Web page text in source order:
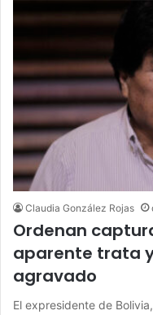
Claudia González Rojas
Ordenan
aparente trata
agravado
El expresidente de